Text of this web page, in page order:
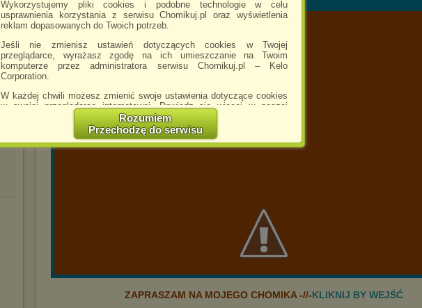
Wykorzystujemy pliki cookies i podobne technologie w celu
usprawnienia korzystania z serwisu Chomikuj.pl oraz wyświetlenia
reklam dopasowanych do Twoich potrzeb.
Jeśli nie zmienisz ustawień dotyczących cookies w Twojej
przeglądarce, wyrażasz zgodę na ich umieszczanie na Twoim
komputerze przez administratora serwisu Chomikuj.pl – Kelo
Corporation.
W każdej chwili możesz zmienić swoje ustawienia dotyczące cookies
w swojej przeglądarce internetowej. Dowiedz się więcej w naszej
http://chomikuj.pl/PolitykaPrywatnosci.aspx
Jednocześnie informujemy że zmiana ustawień przeglądarki może
spowodować ograniczenie korzystania ze strony Chomikuj.pl.
Wyrażenie sprzeciwu spowoduje, że wyświetlana Ci reklama nie
będzie dopasowana do Twoich preferencji, a będzie to reklama
Istnieje możliwość zmiany ustawień przeglądarki internetowej w
urządzeniu końcowym. Można również usunąć pliki cookies,
Rozumiem
Przechodzę do serwisu
Tytuł: Grawitacja
Produkcja: USAWielka Brytania
Premiera: 2013-10-11 (Polska) 2013-08-28 (Świat)
Szczątki satelity uderzają w stację kosmiczną na orbicie ziemskiej niszcząc i zabijając
wszystkich poza parą astronautów, którzy walczą o przetrwanie i powrót do domu.
ZAPRASZAM NA MOJEGO CHOMIKA -//-KLIKNIJ BY WEJŚĆ